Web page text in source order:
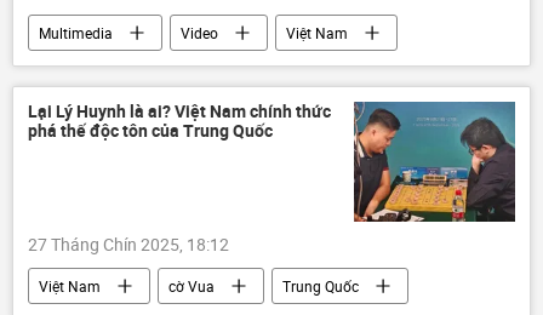
Multimedia Video
Việt Nam
Hợp tác Nga-Việt
nhà máy điện hạt nhân
năng lượng hạt nhân
Bộ Khoa học và Công nghệ
Lại Lý Huynh là ai? Việt Nam chính thức
phá thế độc tôn của Trung Quốc
27 Tháng Chín 2025, 18:12
Việt Nam cờ Vua
Trung Quốc